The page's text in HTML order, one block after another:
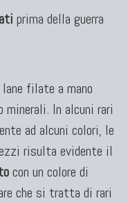
prima della guerra
lane filate a mano
In alcuni rari
ad alcuni colori, le
risulta evidente il
con un colore di
che si tratta di rari